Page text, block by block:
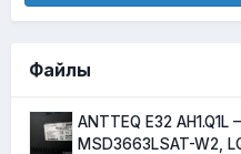
Файлы
ANTTEQ E32
MSD3663LSAT-W2,